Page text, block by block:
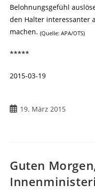
Belohnungsgefühl
den Halter interessanter
machen. (Quelle: APA/OTS)
*****
2015-03-19
Beitrag19. März 2015
Guten